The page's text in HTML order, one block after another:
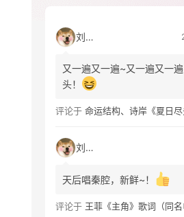
刘看山
又一遍又一遍~又一遍又一
头！
评论于 命运结构、诗岸《夏日尽头的我们》歌词
刘看山
天后唱秦腔，新鲜~！
评论于 王菲《主角》歌词（同名电